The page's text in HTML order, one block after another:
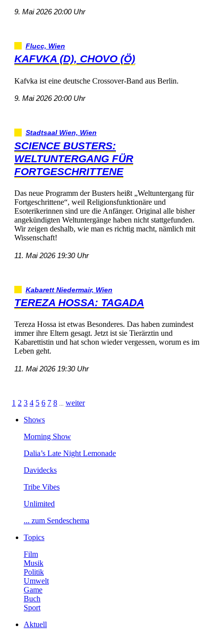
9.Mai202620:00Uhr
Flucc,Wien
KAFVKA(D),CHOVO(Ö)
KafvkaisteinedeutscheCrossover-BandausBerlin.
9.Mai202620:00Uhr
StadtsaalWien,Wien
SCIENCEBUSTERS:
WELTUNTERGANGFÜR
FORTGESCHRITTENE
DasneueProgrammderBustersheißt„Weltuntergangfür
Fortgeschrittene“,weilReligionsfunktionäreund
EsoterikerinnensinduredieAnfänger.Originalallebisher
angekündigtenWeltuntergängehabennichtstattgefunden.
Wirzeigendeshalb,wiemanesrichtigmacht,nämlichmit
Wissenschaft!
11.Mai202619:30Uhr
KabarettNiedermair,Wien
TEREZAHOSSA:TAGADA
TerezaHossaistetwasBesonderes.Dashabenzumindest
immerihreElterngesagt.JetztistsieTierärztinund
Kabarettistinundhatschonwiedervergessen,worumesim
Lebengeht.
11.Mai202619:30Uhr
1 2 3 4 5 6 7 8
weiter
Shows
MorningShow
Dalia’sLateNightLemonade
Davidecks
TribeVibes
Unlimited
...zumSendeschema
Topics
Film
Musik
Politik
Umwelt
Game
Buch
Sport
Aktuell